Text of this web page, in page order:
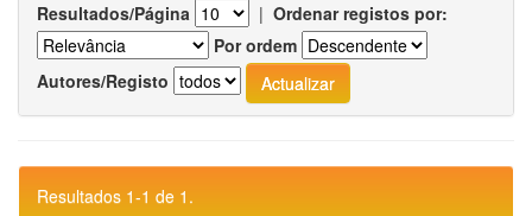
Resultados/Página | Ordenar registos por:
Por ordem
Autores/Registo
Resultados 1-1 de 1.